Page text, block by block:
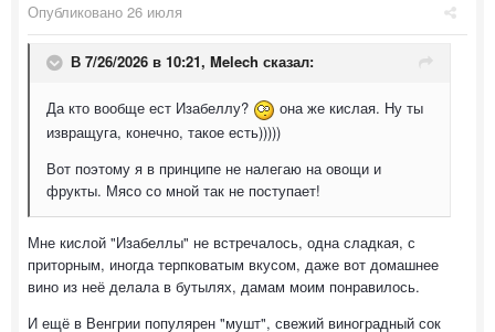
Опубликовано 26 июля
В 7/26/2026 в 10:21, Melech сказал:
Да кто вообще ест Изабеллу?
она же кислая. Ну ты
извращуга, конечно, такое есть)))))
Вот поэтому я в принципе не налегаю на овощи и
фрукты. Мясо со мной так не поступает!
Мне кислой "Изабеллы" не встречалось, одна сладкая, с
приторным, иногда терпковатым вкусом, даже вот домашнее
вино из неё делала в бутылях, дамам моим понравилось.
И ещё в Венгрии популярен "мушт", свежий виноградный сок